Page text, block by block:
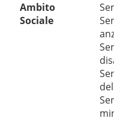
Ambito
Sociale